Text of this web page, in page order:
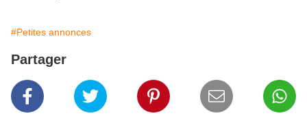
#Petites annonces
Partager